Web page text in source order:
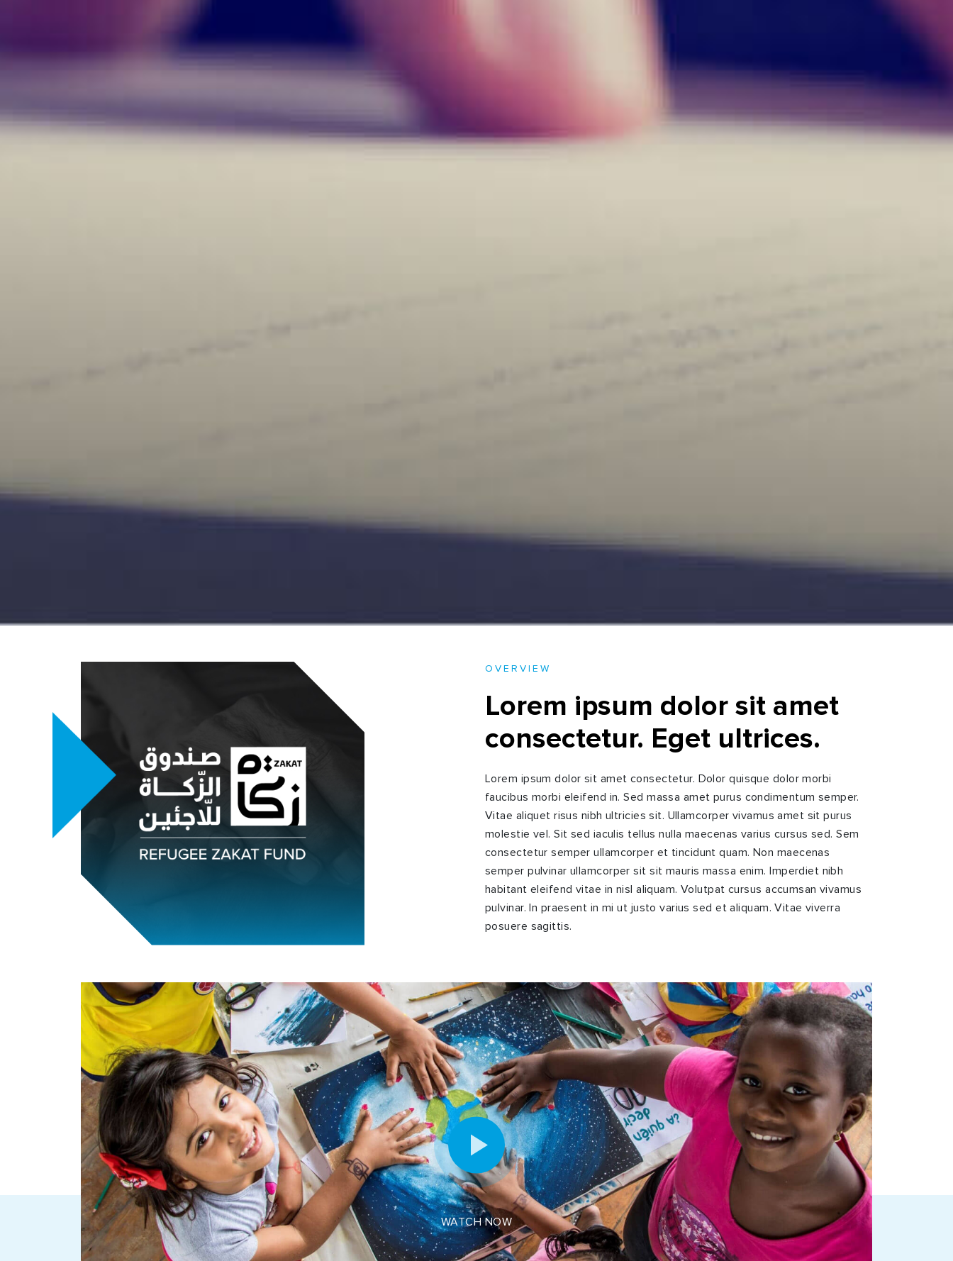
OVERVIEW
Lorem ipsum dolor sit amet
consectetur. Eget ultrices.
Lorem ipsum dolor sit amet consectetur. Dolor quisque dolor morbi
faucibus morbi eleifend in. Sed massa amet purus condimentum semper.
Vitae aliquet risus nibh ultricies sit. Ullamcorper vivamus amet sit purus
molestie vel. Sit sed iaculis tellus nulla maecenas varius cursus sed. Sem
consectetur semper ullamcorper et tincidunt quam. Non maecenas
semper pulvinar ullamcorper sit sit mauris massa enim. Imperdiet nibh
habitant eleifend vitae in nisl aliquam. Volutpat cursus accumsan vivamus
pulvinar. In praesent in mi ut justo varius sed et aliquam. Vitae viverra
posuere sagittis.
WATCH NOW